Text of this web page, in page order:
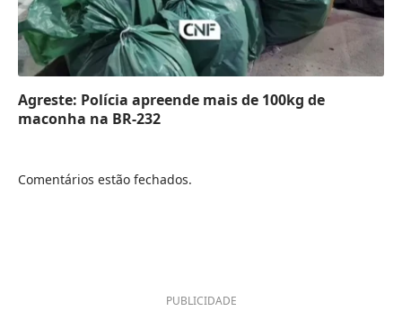
Agreste: Polícia apreende mais de 100kg de
maconha na BR-232
Comentários estão fechados.
PUBLICIDADE